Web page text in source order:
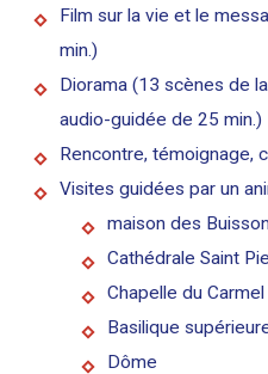
Film sur la vie et le
min.)
Diorama (13 scènes de
audio-guidée de 25 min.)
Rencontre, témoignage,
Visites guidées par un
maison des
Cathédrale Saint
Chapelle du Carmel
Basilique
Dôme